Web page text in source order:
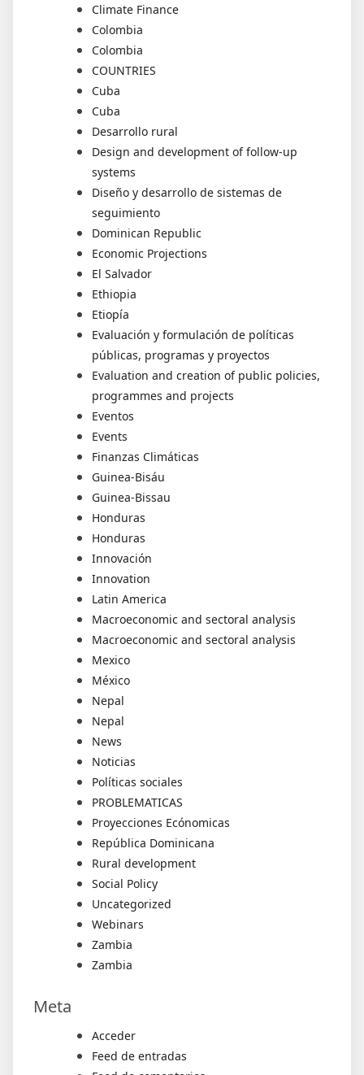
Climate Finance
Colombia
Colombia
COUNTRIES
Cuba
Cuba
Desarrollo rural
Design and development of follow-up
systems
Diseño y desarrollo de sistemas de
seguimiento
Dominican Republic
Economic Projections
El Salvador
Ethiopia
Etiopía
Evaluación y formulación de políticas
públicas, programas y proyectos
Evaluation and creation of public policies,
programmes and projects
Eventos
Events
Finanzas Climáticas
Guinea-Bisáu
Guinea-Bissau
Honduras
Honduras
Innovación
Innovation
Latin America
Macroeconomic and sectoral analysis
Macroeconomic and sectoral analysis
Mexico
México
Nepal
Nepal
News
Noticias
Políticas sociales
PROBLEMATICAS
Proyecciones Ecónomicas
República Dominicana
Rural development
Social Policy
Uncategorized
Webinars
Zambia
Zambia
Meta
Acceder
Feed de entradas